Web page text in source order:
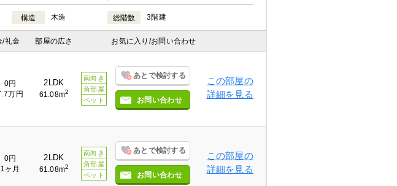
構造 木造 総階数 3階建
/礼金 部屋の広さ お気に入り /お問い合わせ
0円
万円
2LDK
61.08m2
南向き
角部屋
ペット
あとで検討する
お問い合わせ
この部屋の
詳細を見る
0円
1ヶ月
2LDK
61.08m2
南向き
角部屋
ペット
あとで検討する
お問い合わせ
この部屋の
詳細を見る